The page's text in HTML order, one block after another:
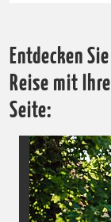
Entdecken
Reise mit
Seite: